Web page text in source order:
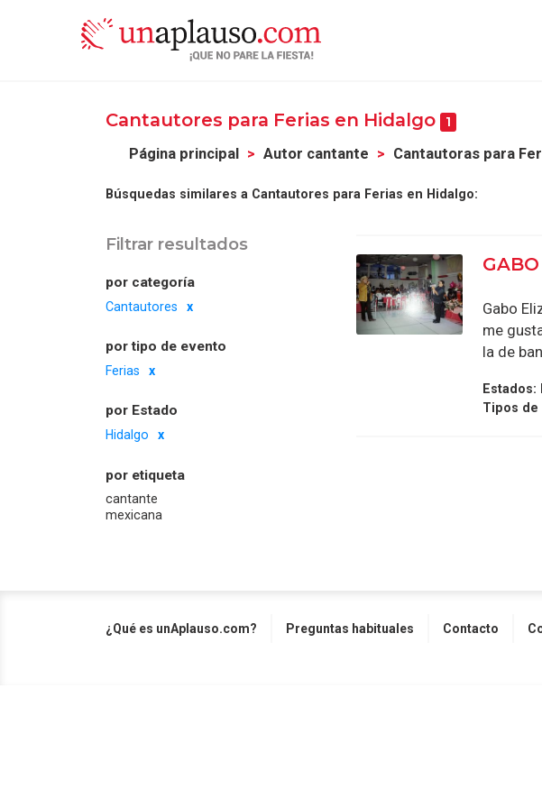
Cantautores para Ferias en Hidalgo 1
Página principal Autor cantante Cantautoras para
Búsquedas similares a Cantautores para Ferias en Hidalgo:
Filtrar resultados
por categoría
Cantautores
por tipo de evento
Ferias
por Estado
Hidalgo
por etiqueta
cantante
mexicana
Gabo
me
la de
Estados:
Tipos de
¿Qué es unAplauso.com? Preguntas habituales Contacto